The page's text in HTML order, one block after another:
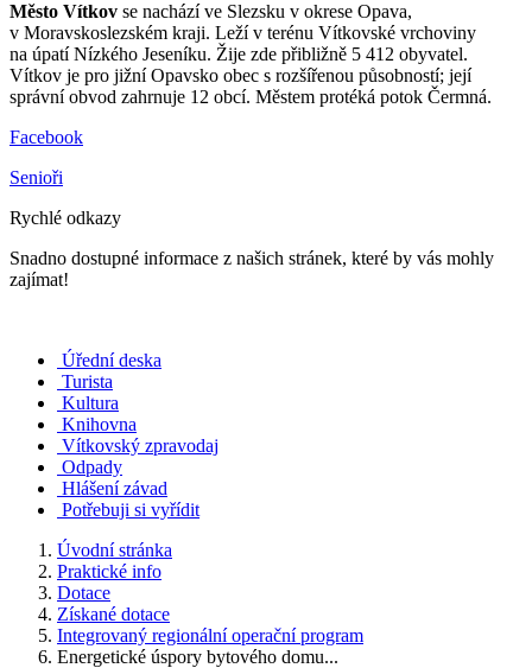
Město Vítkov se nachází ve Slezsku v okrese Opava,
v Moravskoslezském kraji. Leží v terénu Vítkovské vrchoviny
na úpatí Nízkého Jeseníku. Žije zde přibližně 5 412 obyvatel.
Vítkov je pro jižní Opavsko obec s rozšířenou působností; její
správní obvod zahrnuje 12 obcí. Městem protéká potok Čermná.
Facebook
Senioři
Rychlé odkazy
Snadno dostupné informace z našich stránek, které by vás mohly
zajímat!
Úřední deska
Turista
Kultura
Knihovna
Vítkovský zpravodaj
Odpady
Hlášení závad
Potřebuji si vyřídit
Úvodní stránka
Praktické info
Dotace
Získané dotace
Integrovaný regionální operační program
Energetické úspory bytového domu...